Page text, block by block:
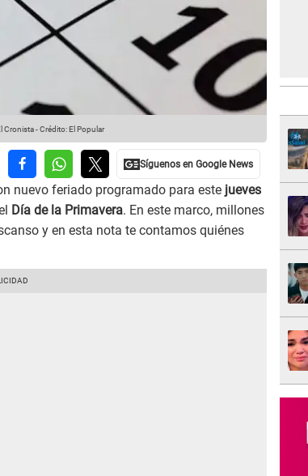
Cronista-Crédito: El Popular
nuevo feriado programado para este jueves
Día de la Primavera. En este marco, millones
y en esta nota te contamos quiénes